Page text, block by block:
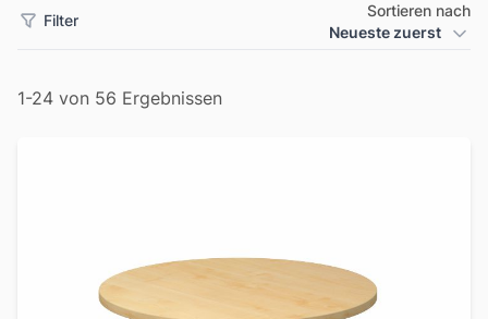
Filter
Produkt Sortierung
Sortieren nach
Neueste zuerst
Filter
1-24 von 56 Ergebnissen